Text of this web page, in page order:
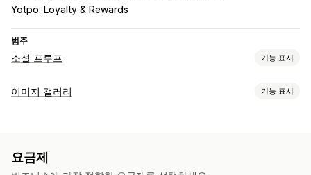
Yotpo: Loyalty & Rewards
범주
소셜 프루프 기능 표시
콘텐츠 유형
판매 수
쇼핑 가능한 피드
사용자 지정 레이아웃 소셜 링크
이미지 갤러리 기능 표시
Masonry
요금제